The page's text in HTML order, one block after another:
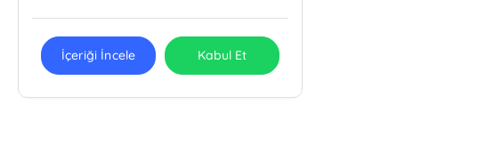
İçeriği İncele Kabul Et